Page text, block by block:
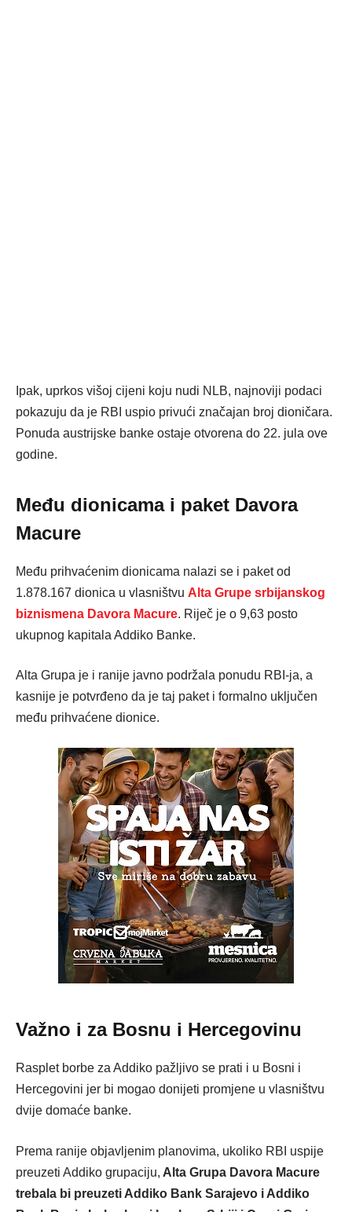
Ipak, uprkos višoj cijeni koju nudi NLB, najnoviji podaci
pokazuju da je RBI uspio privući značajan broj dioničara.
Ponuda austrijske banke ostaje otvorena do 22. jula ove
godine.
Među dionicama i paket Davora
Macure
Među prihvaćenim dionicama nalazi se i paket od
1.878.167 dionica u vlasništvu Alta Grupe srbijanskog
biznismena Davora Macure. Riječ je o 9,63 posto
ukupnog kapitala Addiko Banke.
Alta Grupa je i ranije javno podržala ponudu RBI-ja, a
kasnije je potvrđeno da je taj paket i formalno uključen
među prihvaćene dionice.
Važno i za Bosnu i Hercegovinu
Rasplet borbe za Addiko pažljivo se prati i u Bosni i
Hercegovini jer bi mogao donijeti promjene u vlasništvu
dvije domaće banke.
Prema ranije objavljenim planovima, ukoliko RBI uspije
preuzeti Addiko grupaciju, Alta Grupa Davora Macure
trebala bi preuzeti Addiko Bank Sarajevo i Addiko